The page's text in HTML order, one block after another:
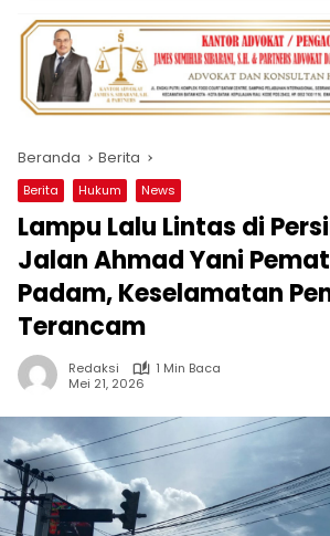
Beranda Berita
Berita Hukum News
Lampu Lalu Lintas di
Jalan Ahmad Yani
Padam, Keselamatan
Terancam
Redaksi
1 Min Baca
Mei 21, 2026